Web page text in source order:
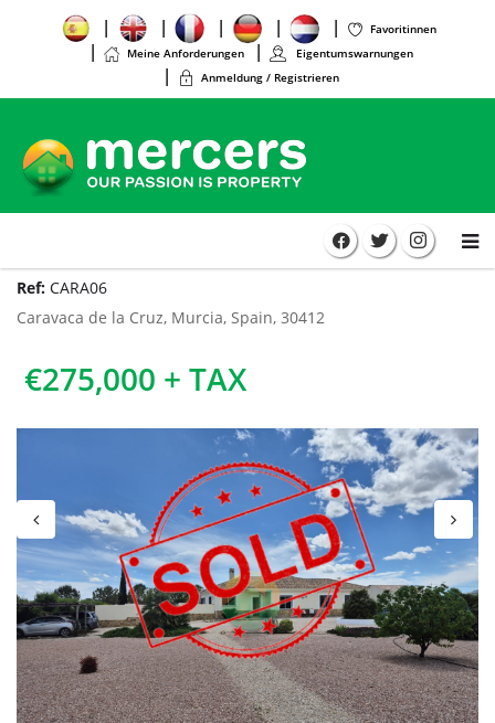
Favoritinnen
Meine Anforderungen
Eigentumswarnungen
Anmeldung / Registrieren
Ref: CARA06
Caravaca de la Cruz, Murcia, Spain, 30412
€275,000 + TAX